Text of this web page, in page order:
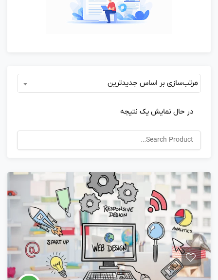
مرتب‌سازی بر اساس جدیدترین
در حال نمایش یک نتیجه